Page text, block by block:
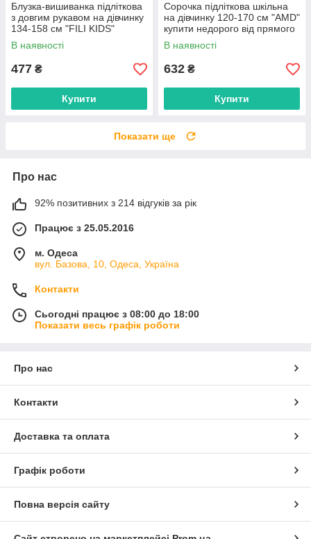
Блузка-вишиванка підліткова
з довгим рукавом на дівчинку
134-158 см "FILI KIDS"
недорого від прямого
постачальника
В наявності
477 ₴
Купити
Сорочка підліткова шкільна
на дівчинку 120-170 см "AMD"
купити недорого від прямого
постачальника
В наявності
632 ₴
Купити
Показати ще
Про нас
92% позитивних з 214 відгуків за рік
Працює з 25.05.2016
м. Одеса
вул. Базова, 10, Одеса, Україна
Контакти
Сьогодні працює з 08:00 до 18:00
Показати весь графік роботи
Про нас
Контакти
Доставка та оплата
Графік роботи
Повна версія сайту